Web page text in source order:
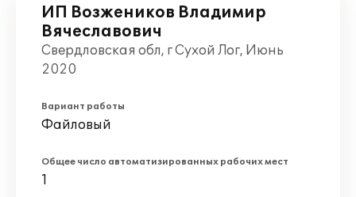
ИП Возжеников Владимир
Вячеславович
Свердловская обл, г Сухой Лог, Июнь
2020
Вариант работы
Файловый
Общее число автоматизированных рабочих мест
1